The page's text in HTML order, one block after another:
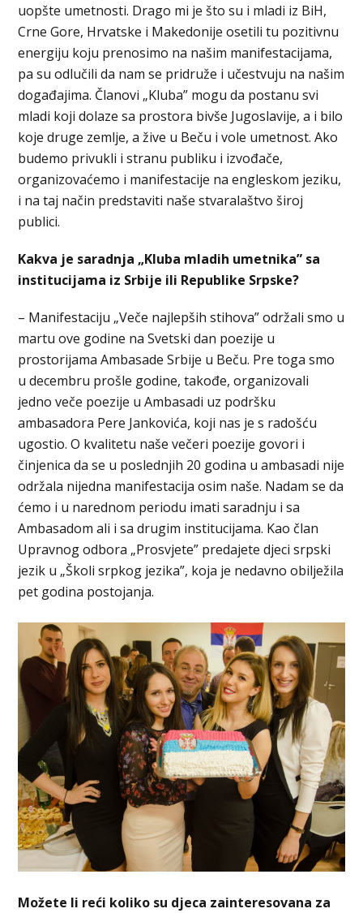
uopšte umetnosti. Drago mi je što su i mladi iz BiH,
Crne Gore, Hrvatske i Makedonije osetili tu pozitivnu
energiju koju prenosimo na našim manifestacijama,
pa su odlučili da nam se pridruže i učestvuju na našim
događajima. Članovi „Kluba” mogu da postanu svi
mladi koji dolaze sa prostora bivše Jugoslavije, a i bilo
koje druge zemlje, a žive u Beču i vole umetnost. Ako
budemo privukli i stranu publiku i izvođače,
organizovaćemo i manifestacije na engleskom jeziku,
i na taj način predstaviti naše stvaralaštvo široj
publici.
Kakva je saradnja „Kluba mladih umetnika” sa
institucijama iz Srbije ili Republike Srpske?
– Manifestaciju „Veče najlepših stihova” održali smo u
martu ove godine na Svetski dan poezije u
prostorijama Ambasade Srbije u Beču. Pre toga smo
u decembru prošle godine, takođe, organizovali
jedno veče poezije u Ambasadi uz podršku
ambasadora Pere Jankovića, koji nas je s radošću
ugostio. O kvalitetu naše večeri poezije govori i
činjenica da se u poslednjih 20 godina u ambasadi nije
održala nijedna manifestacija osim naše. Nadam se da
ćemo i u narednom periodu imati saradnju i sa
Ambasadom ali i sa drugim institucijama. Kao član
Upravnog odbora „Prosvjete” predajete djeci srpski
jezik u „Školi srpkog jezika”, koja je nedavno obilježila
pet godina postojanja.
Možete li reći koliko su djeca zainteresovana za